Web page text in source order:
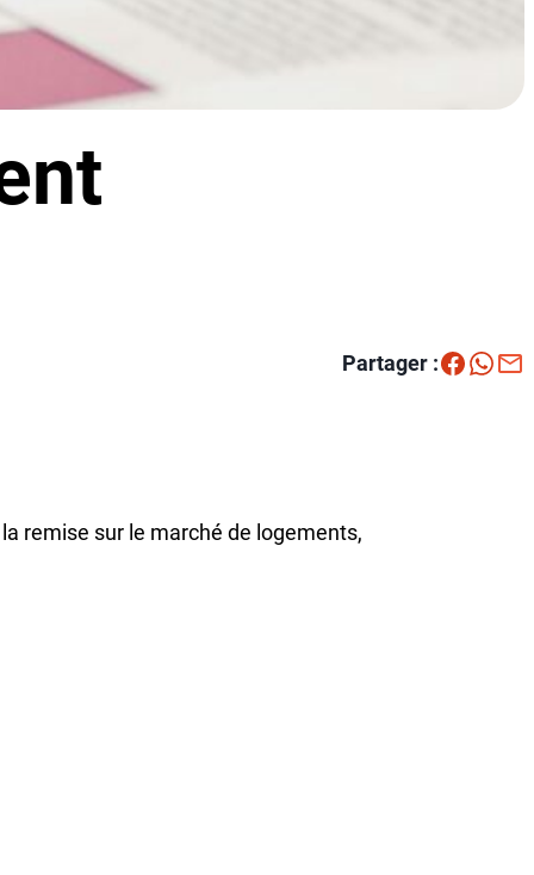
Partager :
remise sur le marché de logements,